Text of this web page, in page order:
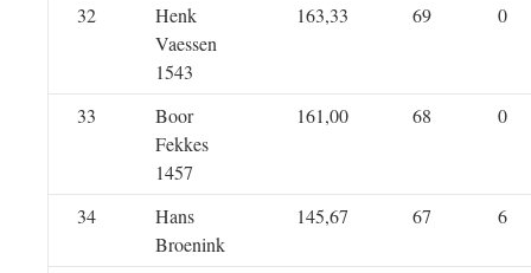
32
Henk
Vaessen
1543
163,33 69 0
33
Boor
Fekkes
1457
161,00 68 0
34
Hans
Broenink
145,67 67 6